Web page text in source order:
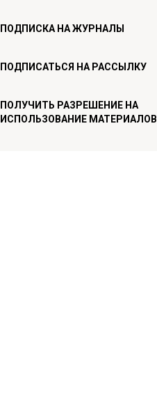
ПОДПИСКА НА ЖУРНАЛЫ
ПОДПИСАТЬСЯ НА РАССЫЛКУ
ПОЛУЧИТЬ РАЗРЕШЕНИЕ НА
ИСПОЛЬЗОВАНИЕ МАТЕРИАЛОВ